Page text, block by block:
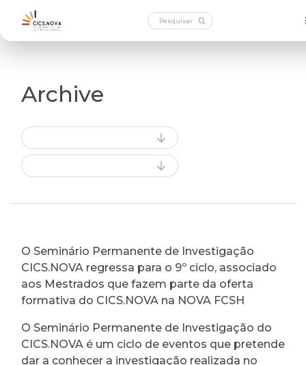
Archive
O Seminário Permanente de Investigação
CICS.NOVA regressa para o 9º ciclo, associado
aos Mestrados que fazem parte da oferta
formativa do CICS.NOVA na NOVA FCSH
O Seminário Permanente de Investigação do
CICS.NOVA é um ciclo de eventos que pretende
dar a conhecer a investigação realizada no